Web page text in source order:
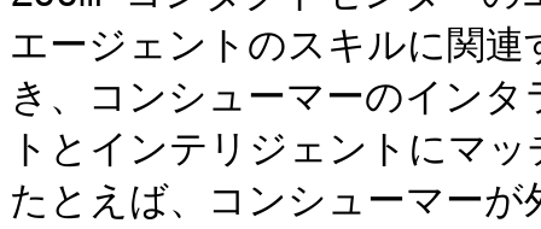
エージェントのスキルに関
き、コンシューマーのイン
トとインテリジェントにマ
たとえば、コンシューマー